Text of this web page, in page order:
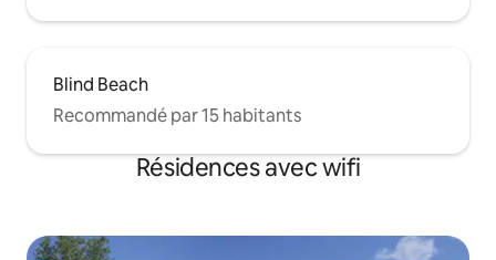
Blind Beach
Recommandé par 15 habitants
Résidences avec wifi